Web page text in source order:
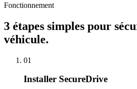
Fonctionnement
3 étapes simples pour
véhicule.
01
Installer SecureDrive